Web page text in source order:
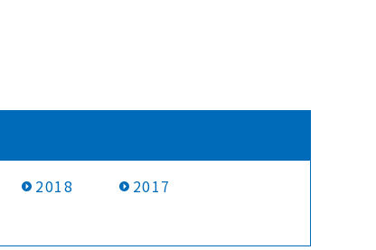
2018
2017